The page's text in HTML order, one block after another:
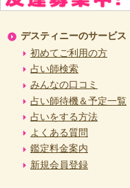
デスティニーのサービス
初めてご利用の方
占い師検索
みんなの口コミ
占い師待機＆予定一覧
占いをする方法
よくある質問
鑑定料金案内
新規会員登録